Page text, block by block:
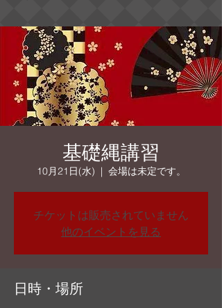
基礎縄講習
10月21日(水)
  |
会場は未定です。
チケットは販売されていません
他のイベントを見る
日時・場所